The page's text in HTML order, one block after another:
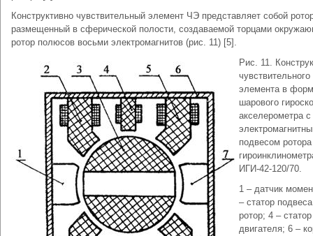
Конструктивно чувствительный элемент ЧЭ представляет собой
размещенный в сферической полости, создаваемой торцами
ротор полюсов восьми электромагнитов (рис. 11) [5].
Рис. 11.
чувствительного
элемента в
шарового
акселерометра с
подвесом ротора
ИГИ-42-120/70.
1 – датчик
– статор
ротор; 4 – статор
двигателя; 6 –